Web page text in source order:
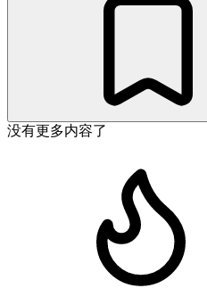
没有更多内容了